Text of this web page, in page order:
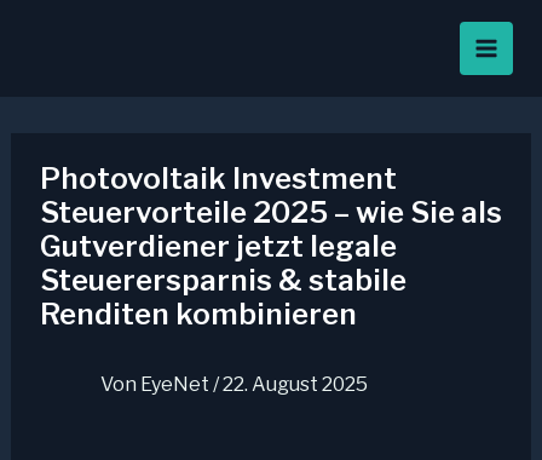
Photovoltaik Investment
Steuervorteile 2025 – wie Sie als
Gutverdiener jetzt legale
Steuerersparnis & stabile
Renditen kombinieren
Von EyeNet /22. August 2025